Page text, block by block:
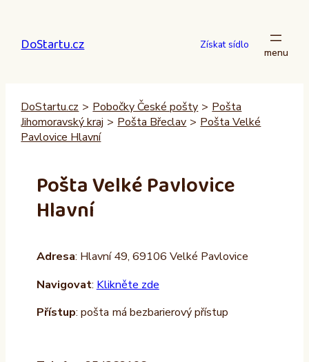
obsah
DoStartu.cz Získat sídlo
DoStartu.cz > Pobočky České pošty > Pošta
Jihomoravský kraj > Pošta Břeclav > Pošta Velké
Pavlovice Hlavní
Pošta Velké Pavlovice
Hlavní
Adresa: Hlavní 49, 69106 Velké Pavlovice
Navigovat: Klikněte zde
Přístup: pošta má bezbarierový přístup